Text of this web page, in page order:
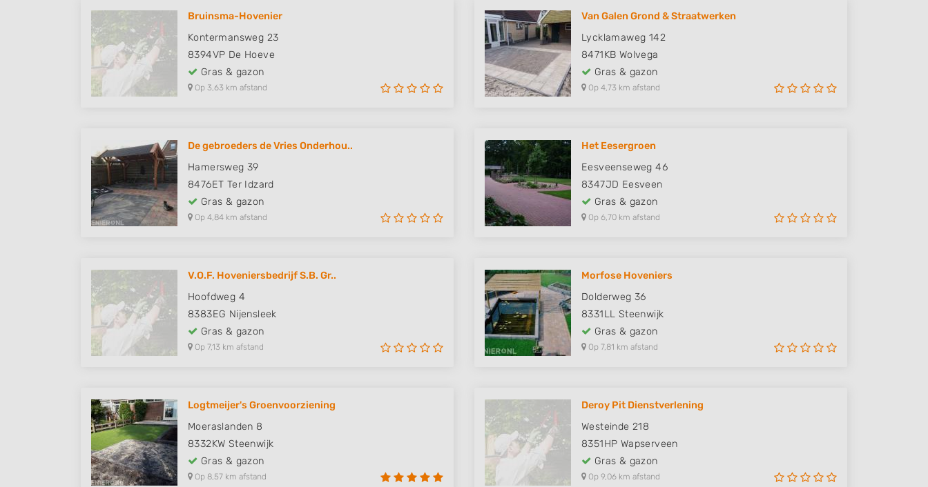
Bruinsma-Hovenier
Kontermansweg 23
8394VP De Hoeve
Gras & gazon
Op 3,63 km afstand
Van Galen Grond & Straatwerken
Lycklamaweg 142
8471KB Wolvega
Gras & gazon
Op 4,73 km afstand
De gebroeders de Vries Onderhou..
Hamersweg 39
8476ET Ter Idzard
Gras & gazon
Op 4,84 km afstand
Het Eesergroen
Eesveenseweg 46
8347JD Eesveen
Gras & gazon
Op 6,70 km afstand
V.O.F. Hoveniersbedrijf S.B. Gr..
Hoofdweg 4
8383EG Nijensleek
Gras & gazon
Op 7,13 km afstand
Morfose Hoveniers
Dolderweg 36
8331LL Steenwijk
Gras & gazon
Op 7,81 km afstand
Logtmeijer's Groenvoorziening
Moeraslanden 8
8332KW Steenwijk
Gras & gazon
Op 8,57 km afstand
Deroy Pit Dienstverlening
Westeinde 218
8351HP Wapserveen
Gras & gazon
Op 9,06 km afstand